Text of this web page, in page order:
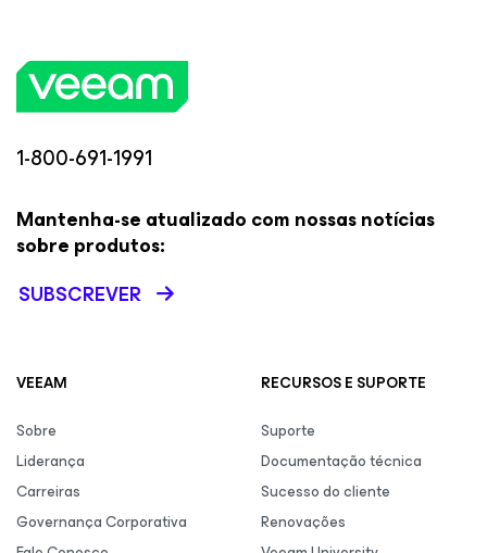
1-800-691-1991
Mantenha-se atualizado com nossas notícias
sobre produtos:
SUBSCREVER
VEEAM
Sobre
Liderança
Carreiras
Governança Corporativa
RECURSOS E SUPORTE
Suporte
Documentação técnica
Sucesso do cliente
Renovações